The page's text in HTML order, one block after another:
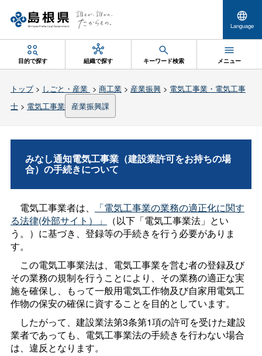
Language
目的で探す 組織で探す キーワード検索 メニュー
トップ> しごと・産業 > 商工業> 産業振興> 電気工事業・電気工事
士> 電気工事業 産業振興課
みなし通知電気工事業（建設業許可をお持ちの場
合）の手続きについて
電気工事業者は、
「電気工事業の業務の適正化に関す
る法律(外部サイト）」
（以下「電気工事業法」とい
う。）に基づき、登録等の手続きを行う必要がありま
す。
この電気工事業法は、電気工事業を営む者の登録及び
その業務の規制を行うことにより、その業務の適正な実
施を確保し、もって一般用電気工作物及び自家用電気工
作物の保安の確保に資することを目的としています。
したがって、建設業法第3条第1項の許可を受けた建設
業者であっても、電気工事業法の手続きを行わない場合
は、違反となります。